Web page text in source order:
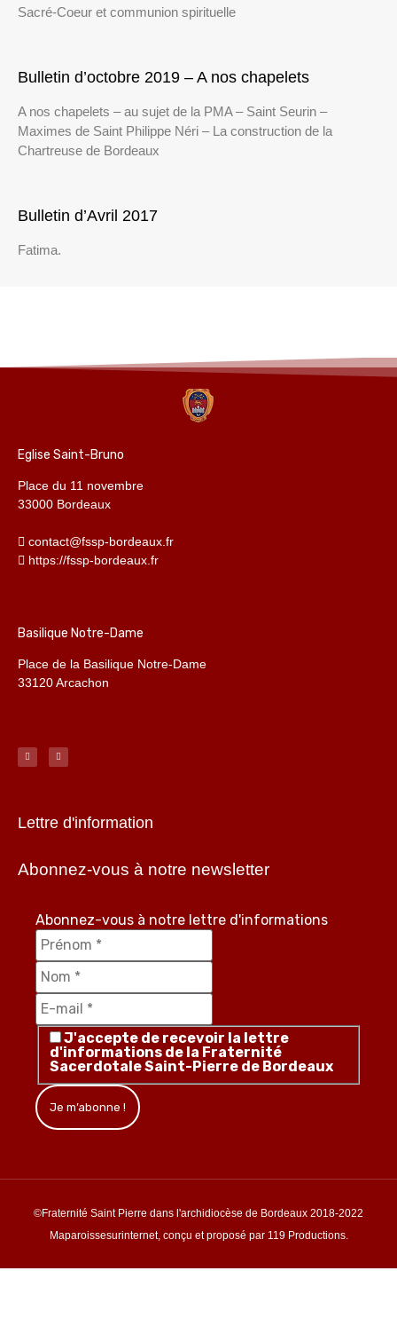
Sacré-Coeur et communion spirituelle
Bulletin d’octobre 2019 – A nos chapelets
A nos chapelets – au sujet de la PMA – Saint Seurin –
Maximes de Saint Philippe Néri – La construction de la
Chartreuse de Bordeaux
Bulletin d’Avril 2017
Fatima.
Eglise Saint-Bruno
Place du 11 novembre
33000 Bordeaux
contact@fssp-bordeaux.fr
https://fssp-bordeaux.fr
Basilique Notre-Dame
Place de la Basilique Notre-Dame
33120 Arcachon
Lettre d'information
Abonnez-vous à notre newsletter
Abonnez-vous à notre lettre d'informations
J'accepte de recevoir la lettre
d'informations de la Fraternité
Sacerdotale Saint-Pierre de Bordeaux
©Fraternité Saint Pierre dans l'archidiocèse de Bordeaux 2018-2022
Maparoissesurinternet, conçu et proposé par 119 Productions.